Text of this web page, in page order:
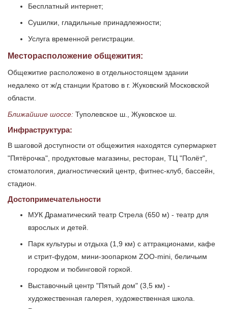
Бесплатный интернет;
Сушилки, гладильные принадлежности;
Услуга временной регистрации.
Месторасположение общежития:
Общежитие расположено в отдельностоящем здании
недалеко от ж/д станции Кратово в г. Жуковский Московской
области.
Ближайшие шоссе: Туполевское ш., Жуковское ш.
Инфраструктура:
В шаговой доступности от общежития находятся супермаркет
"Пятёрочка", продуктовые магазины, ресторан, ТЦ "Полёт",
стоматология, диагностический центр, фитнес-клуб, бассейн,
стадион.
Достопримечательности
МУК Драматический театр Стрела (650 м) - театр для
взрослых и детей.
Парк культуры и отдыха (1,9 км) с аттракционами, кафе
и стрит-фудом, мини-зоопарком ZOO-mini, беличьим
городком и тюбинговой горкой.
Выставочный центр "Пятый дом" (3,5 км) -
художественная галерея, художественная школа.